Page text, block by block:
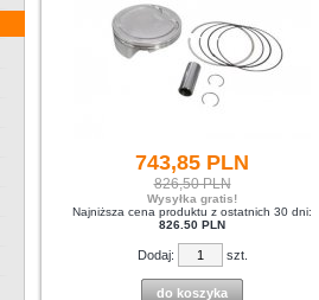
743,85 PLN
826,50 PLN
Wysyłka gratis!
Najniższa cena produktu z ostatnich 30 dni:
826.50 PLN
Dodaj: szt.
do koszyka